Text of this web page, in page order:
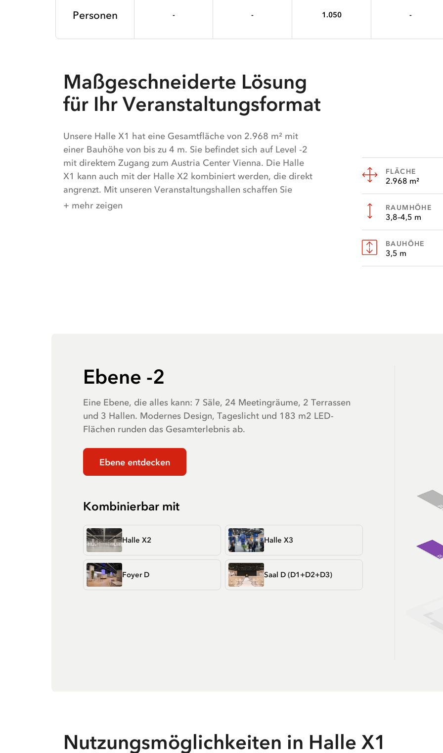
Personen - - 1.050 -
Maßgeschneiderte Lösung
für Ihr Veranstaltungsformat
Unsere Halle X1 hat eine Gesamtfläche von 2.968 m² mit
einer Bauhöhe von bis zu 4 m. Sie befindet sich auf Level -2
mit direktem Zugang zum Austria Center Vienna. Die Halle
X1 kann auch mit der Halle X2 kombiniert werden, die direkt
angrenzt. Mit unseren Veranstaltungshallen schaffen Sie
einzigartige Erlebnisse, die in Erinnerung bleiben. Eine
+ mehr zeigen
FLÄCHE
2.968 m²
RAUMHÖHE
3,8–4,5 m
BAUHÖHE
3,5 m
Ebene -2
Eine Ebene, die alles kann: 7 Säle, 24 Meetingräume, 2 Terrassen
und 3 Hallen. Modernes Design, Tageslicht und 183 m2 LED-
Flächen runden das Gesamterlebnis ab.
Ebene entdecken
Kombinierbar mit
Halle X2 Halle X3
Foyer D Saal D (D1+D2+D3)
Nutzungsmöglichkeiten in Halle X1